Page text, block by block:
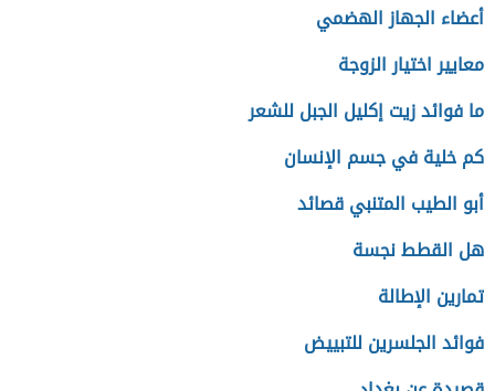
أعضاء الجهاز الهضمي
معايير اختيار الزوجة
ما فوائد زيت إكليل الجبل للشعر
كم خلية في جسم الإنسان
أبو الطيب المتنبي قصائد
هل القطط نجسة
تمارين الإطالة
فوائد الجلسرين للتبييض